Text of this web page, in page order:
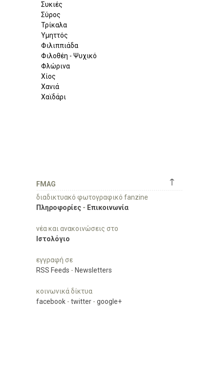
Συκιές
Σύρος
Τρίκαλα
Υμηττός
Φιλιππιάδα
Φιλοθέη - Ψυχικό
Φλώρινα
Χίος
Χανιά
Χαϊδάρι
↑
FMAG
διαδικτυακό φωτογραφικό fanzine
Πληροφορίες - Επικοινωνία
νέα και ανακοινώσεις στο
Ιστολόγιο
εγγραφή σε
RSS Feeds - Newsletters
κοινωνικά δίκτυα
facebook - twitter - google+